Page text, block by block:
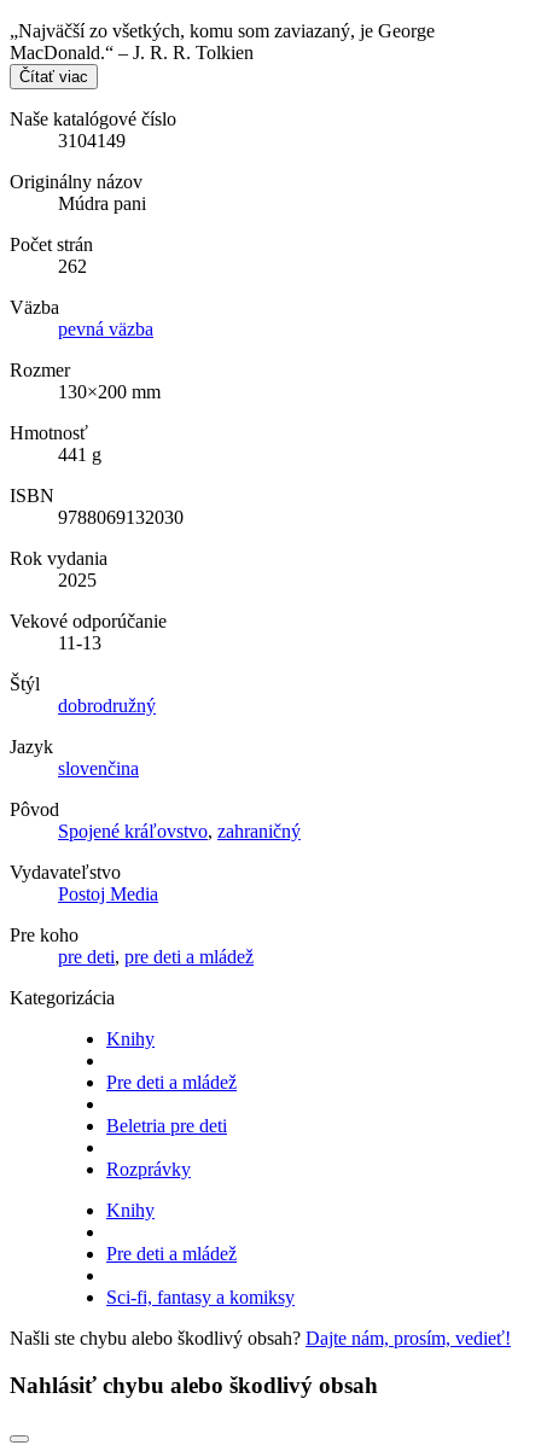
„Najväčší zo všetkých, komu som zaviazaný, je George
MacDonald.“ – J. R. R. Tolkien
Čítať viac
Naše katalógové číslo
3104149
Originálny názov
Múdra pani
Počet strán
262
Väzba
pevná väzba
Rozmer
130×200 mm
Hmotnosť
441 g
ISBN
9788069132030
Rok vydania
2025
Vekové odporúčanie
11-13
Štýl
dobrodružný
Jazyk
slovenčina
Pôvod
Spojené kráľovstvo, zahraničný
Vydavateľstvo
Postoj Media
Pre koho
pre deti, pre deti a mládež
Kategorizácia
Knihy
Pre deti a mládež
Beletria pre deti
Rozprávky
Knihy
Pre deti a mládež
Sci-fi, fantasy a komiksy
Našli ste chybu alebo škodlivý obsah? Dajte nám, prosím, vedieť!
Nahlásiť chybu alebo škodlivý obsah